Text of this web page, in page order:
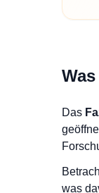
Das
was